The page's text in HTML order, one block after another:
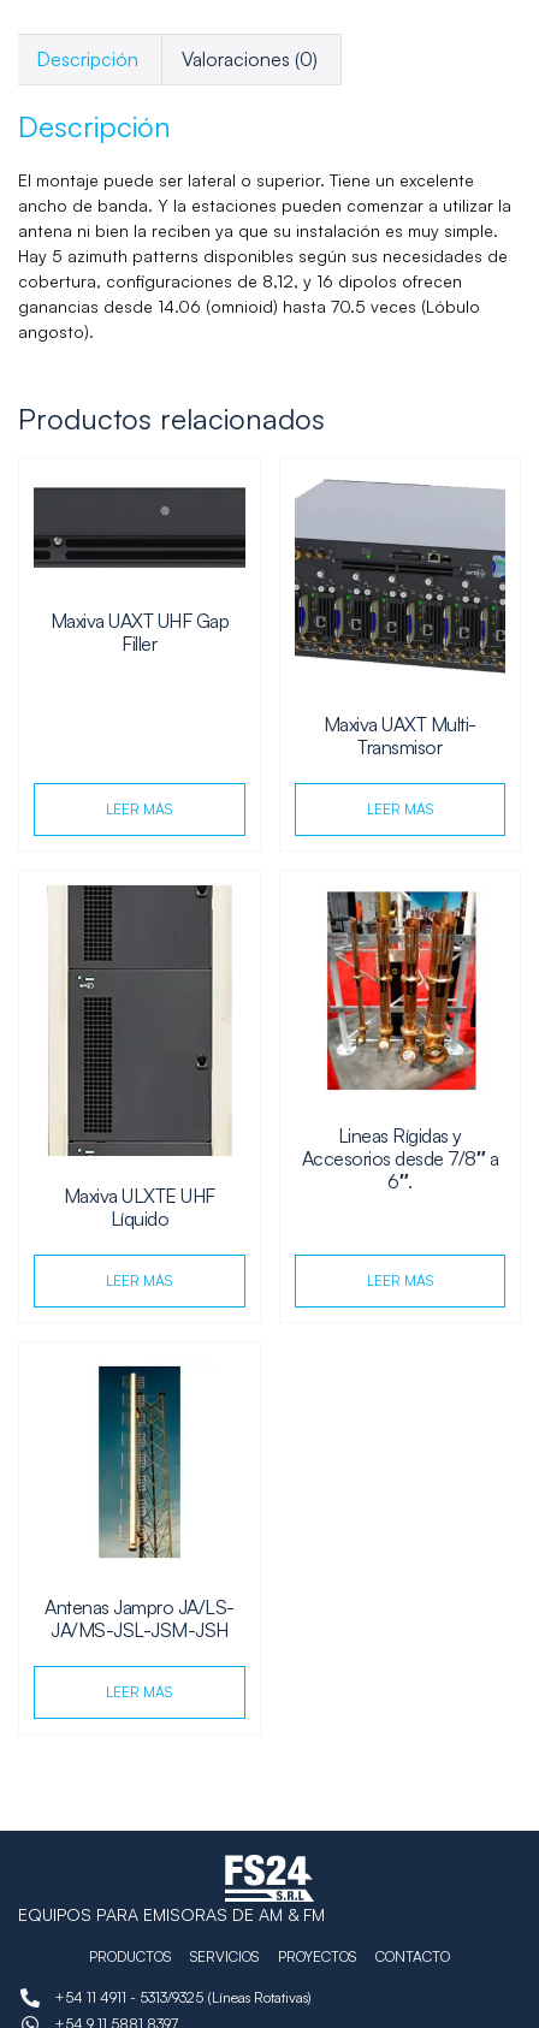
Descripción Valoraciones (0)
Descripción
El montaje puede ser lateral o superior. Tiene un excelente
ancho de banda. Y la estaciones pueden comenzar a utilizar la
antena ni bien la reciben ya que su instalación es muy simple.
Hay 5 azimuth patterns disponibles según sus necesidades de
cobertura, configuraciones de 8,12, y 16 dipolos ofrecen
ganancias desde 14.06 (omnioid) hasta 70.5 veces (Lóbulo
angosto).
Productos relacionados
Maxiva UAXT UHF Gap
Filler
LEER MÁS
Maxiva UAXT Multi-
Transmisor
LEER MÁS
Maxiva ULXTE UHF
Líquido
LEER MÁS
Lineas Rígidas y
Accesorios desde 7/8″ a
6″.
LEER MÁS
Antenas Jampro JA/LS-
JA/MS-JSL-JSM-JSH
LEER MÁS
EQUIPOS PARA EMISORAS DE AM & FM
PRODUCTOS SERVICIOS PROYECTOS CONTACTO
+54 11 4911 - 5313/9325 (Líneas Rotativas)
+54 9 11 5881 8397